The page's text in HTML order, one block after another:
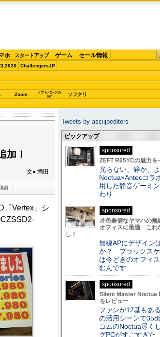
ホ スタートアップ ゲーム セール情報
ChallengersJP
Zoom
ソフトバンクの
IoT
ソフクリ
加！
文● 増田
「Vertex」シ
Tweets by asciijpeditors
ピックアップ
sponsored
ZEFT R65YCの魅力を
光らない、静か、よ
Noctua×Antecコラ
用した静音ゲーミ
わり
sponsored
才色兼備なヤマハの無
オフィスに最適 これ
し！
無線APにデザイン
か？ ブラックス
は今どきのオフィ
むんです
sponsored
Silent Master Noctua
をレビュー
ファンが12基もあ
の活用シーンで
コムのNoctua尽く
グPCがすごすぎた